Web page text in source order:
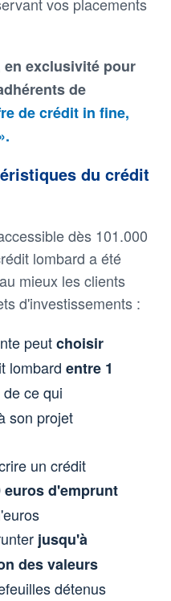
en exclusivité pour
de
de crédit in fine,
du crédit
dès 101.000
lombard a été
mieux les clients
d'investissements :
peutchoisir
lombard entre 1
ce qui
son projet
un crédit
euros d'emprunt
jusqu'à
des valeurs
détenus